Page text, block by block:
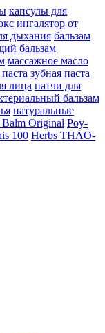
капсулы для
ингалятор от
дыхания бальзам
бальзам
массажное масло
зубная паста
лица патчи для
бальзам
натуральные
Original Poy-
100 Herbs THAO-